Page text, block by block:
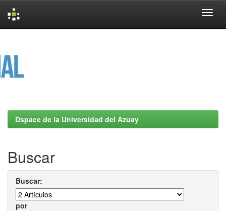
Dspace de la Universidad del Azuay
Buscar
Buscar:
por